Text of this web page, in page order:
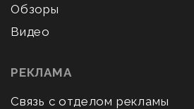
Обзоры
Видео
РЕКЛАМА
Связь с отделом рекламы